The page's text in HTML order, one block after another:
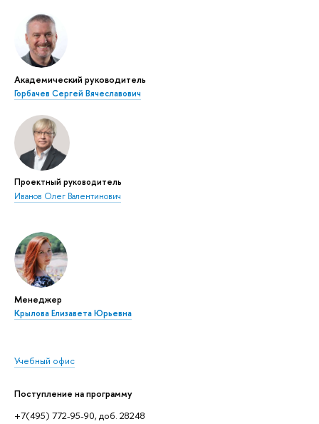
Академический руководитель
Горбачев Сергей Вячеславович
Проектный руководитель
Иванов Олег Валентинович
Менеджер
Крылова Елизавета Юрьевна
Учебный офис
Поступление на программу
+7(495) 772-95-90, доб. 28248